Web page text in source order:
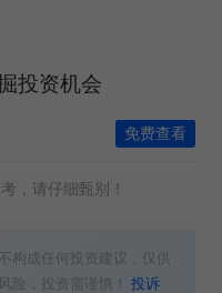
投资机会
免费查看
，请仔细甄别！
构成任何投资建议，仅供
险，投资需谨慎！投诉